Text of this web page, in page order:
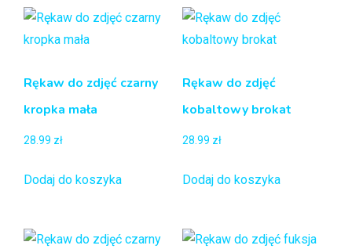
Rękaw do zdjęć czarny
kropka mała
28.99 zł
Dodaj do koszyka
Rękaw do zdjęć
kobaltowy brokat
28.99 zł
Dodaj do koszyka